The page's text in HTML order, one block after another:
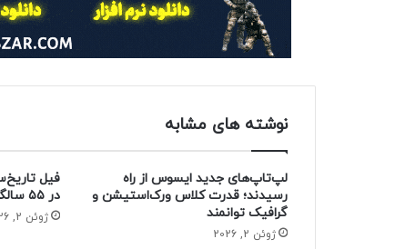
نوشته های مشابه
لپ‌تاپ‌های جدید ایسوس از راه
رسیدند؛ قدرت کلاس ورک‌استیشن و
گرافیک توانمند
ژوئن 2, 2026
فیل
در ۵۵ سالگی از دنیا رفت
ژوئن 2, 2026